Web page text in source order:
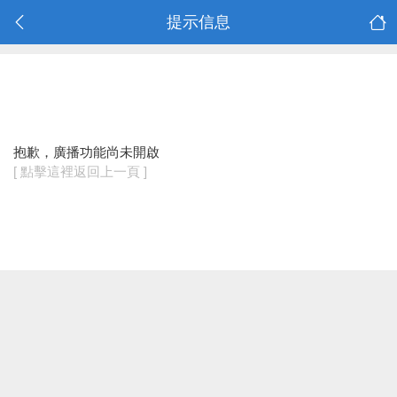
提示信息
抱歉，廣播功能尚未開啟
[ 點擊這裡返回上一頁 ]